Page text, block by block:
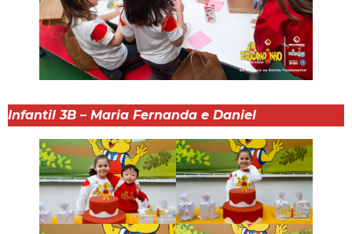
Infantil 3B – Maria Fernanda e Daniel